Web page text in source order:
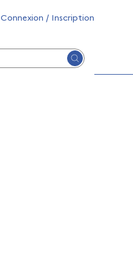
Connexion / Inscription
Lancer la